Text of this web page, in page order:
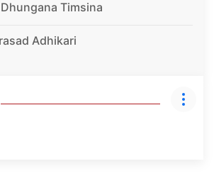
Timsina
Adhikari